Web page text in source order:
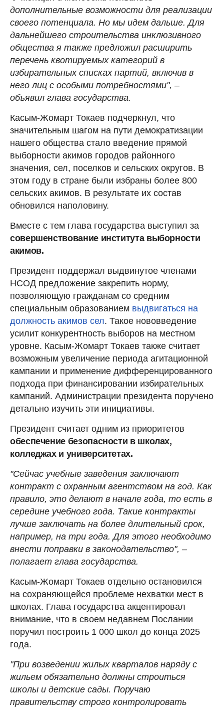
дополнительные возможности для реализации
своего потенциала. Но мы идем дальше. Для
дальнейшего строительства инклюзивного
общества я также предложил расширить
перечень квотируемых категорий в
избирательных списках партий, включив в
него лиц с особыми потребностями", –
объявил глава государства.
Касым-Жомарт Токаев подчеркнул, что
значительным шагом на пути демократизации
нашего общества стало введение прямой
выборности акимов городов районного
значения, сел, поселков и сельских округов. В
этом году в стране были избраны более 800
сельских акимов. В результате их состав
обновился наполовину.
Вместе с тем глава государства выступил за
совершенствование института выборности
акимов.
Президент поддержал выдвинутое членами
НСОД предложение закрепить норму,
позволяющую гражданам со средним
специальным образованием выдвигаться на
должность акимов сел. Такое нововведение
усилит конкурентность выборов на местном
уровне. Касым-Жомарт Токаев также считает
возможным увеличение периода агитационной
кампании и применение дифференцированного
подхода при финансировании избирательных
кампаний. Администрации президента поручено
детально изучить эти инициативы.
Президент считает одним из приоритетов
обеспечение безопасности в школах,
колледжах и университетах.
"Сейчас учебные заведения заключают
контракт с охранным агентством на год. Как
правило, это делают в начале года, то есть в
середине учебного года. Такие контракты
лучше заключать на более длительный срок,
например, на три года. Для этого необходимо
внести поправки в законодательство", –
полагает глава государства.
Касым-Жомарт Токаев отдельно остановился
на сохраняющейся проблеме нехватки мест в
школах. Глава государства акцентировал
внимание, что в своем недавнем Послании
поручил построить 1 000 школ до конца 2025
года.
"При возведении жилых кварталов наряду с
жильем обязательно должны строиться
школы и детские сады. Поручаю
правительству строго контролировать